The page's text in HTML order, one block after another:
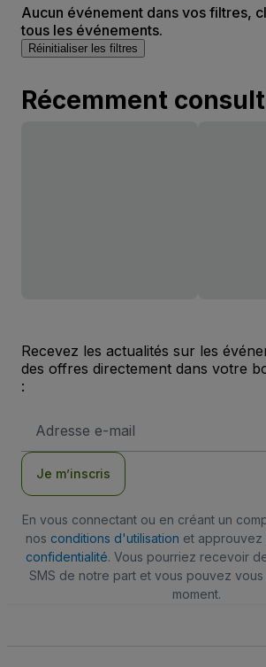
Aucun événement dans vos filtres,
tous les événements.
Réinitialiser les filtres
Récemment
Recevez les actualités sur les
des offres directement dans votre
:
e-
Je m’inscris
En vous connectant ou en créant un
nos conditions d'utilisation et approuvez
confidentialité. Vous pourriez recevoir
SMS de notre part et vous pouvez
moment.